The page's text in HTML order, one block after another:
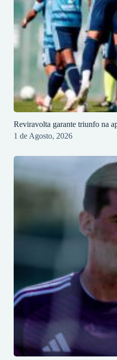
Reviravolta garante triunfo na
1 de Agosto, 2026